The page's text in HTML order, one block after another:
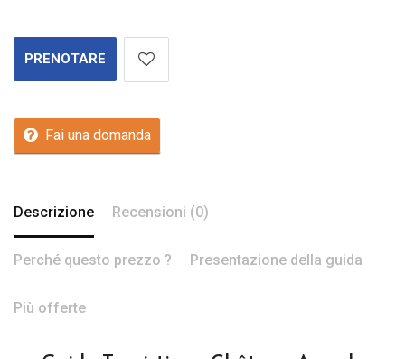
PRENOTARE
Fai una domanda
Descrizione Recensioni (0)
Perché questo prezzo ? Presentazione della guida
Più offerte